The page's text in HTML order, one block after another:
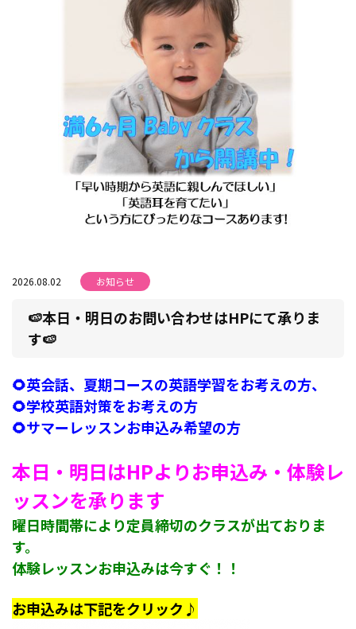
2026.08.02 お知らせ
🍉本日・明日のお問い合わせはHPにて承りま
す🍉
🌻英会話、夏期コースの英語学習をお考えの方、
🌻学校英語対策をお考えの方
🌻サマーレッスンお申込み希望の方
本日・明日はHPよりお申込み・体験レ
ッスンを承ります
曜日時間帯により定員締切のクラスが出ておりま
す。
体験レッスンお申込みは今すぐ！！
お申込みは下記をクリック♪